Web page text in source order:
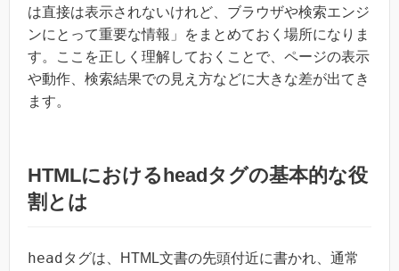
は直接は表示されないけれど、ブラウザや検索エンジ
ンにとって重要な情報」をまとめておく場所になりま
す。ここを正しく理解しておくことで、ページの表示
や動作、検索結果での見え方などに大きな差が出てき
ます。
HTMLにおけるheadタグの基本的な役
割とは
headタグは、HTML文書の先頭付近に書かれ、通常